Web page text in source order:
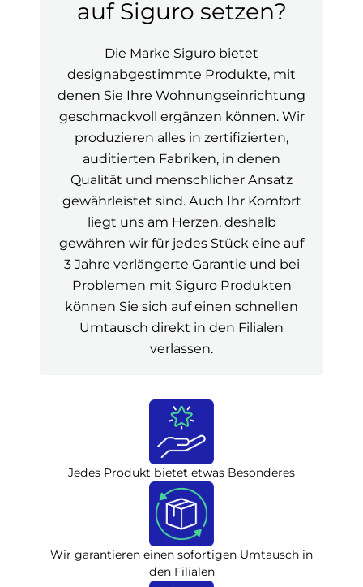
auf Siguro setzen?
Die Marke Siguro bietet
designabgestimmte Produkte, mit
denen Sie Ihre Wohnungseinrichtung
geschmackvoll ergänzen können. Wir
produzieren alles in zertifizierten,
auditierten Fabriken, in denen
Qualität und menschlicher Ansatz
gewährleistet sind. Auch Ihr Komfort
liegt uns am Herzen, deshalb
gewähren wir für jedes Stück eine auf
3 Jahre verlängerte Garantie und bei
Problemen mit Siguro Produkten
können Sie sich auf einen schnellen
Umtausch direkt in den Filialen
verlassen.
Jedes Produkt bietet etwas Besonderes
Wir garantieren einen sofortigen Umtausch in
den Filialen